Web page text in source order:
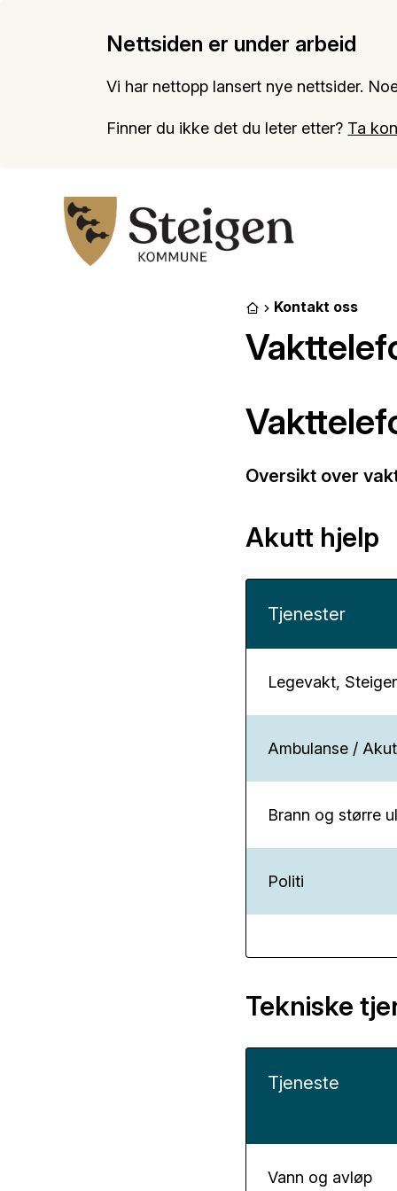
Nettsiden er under arbeid
Vi har nettopp lansert nye nettsider.
Finner du ikke det du leter etter? Ta
Du er her:
Forside
Kontakt oss
Oversikt over
Akutt hjelp
Tjenester
Legevakt,
Ambulanse /
Brann og større
Politi
Tekniske
Tjeneste
Vann og avløp